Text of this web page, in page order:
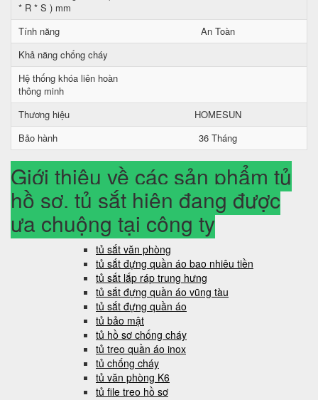
* R * S ) mm
Tính năng
An Toàn
Khả năng chống cháy
Hệ thống khóa liên hoàn
thông minh
Thương hiệu
HOMESUN
Bảo hành
36 Tháng
Giới thiệu về các sản phẩm tủ
hồ sơ, tủ sắt hiện đang được
ưa chuộng tại công ty
tủ sắt văn phòng
tủ sắt đựng quần áo bao nhiêu tiền
tủ sắt lắp ráp trung hưng
tủ sắt đựng quần áo vũng tàu
tủ sắt đựng quần áo
tủ bảo mật
tủ hồ sơ chống cháy
tủ treo quần áo inox
tủ chống cháy
tủ văn phòng K6
tủ file treo hồ sơ